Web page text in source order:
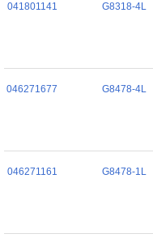
041801141 G8318-4L
046271677 G8478-4L
046271161 G8478-1L